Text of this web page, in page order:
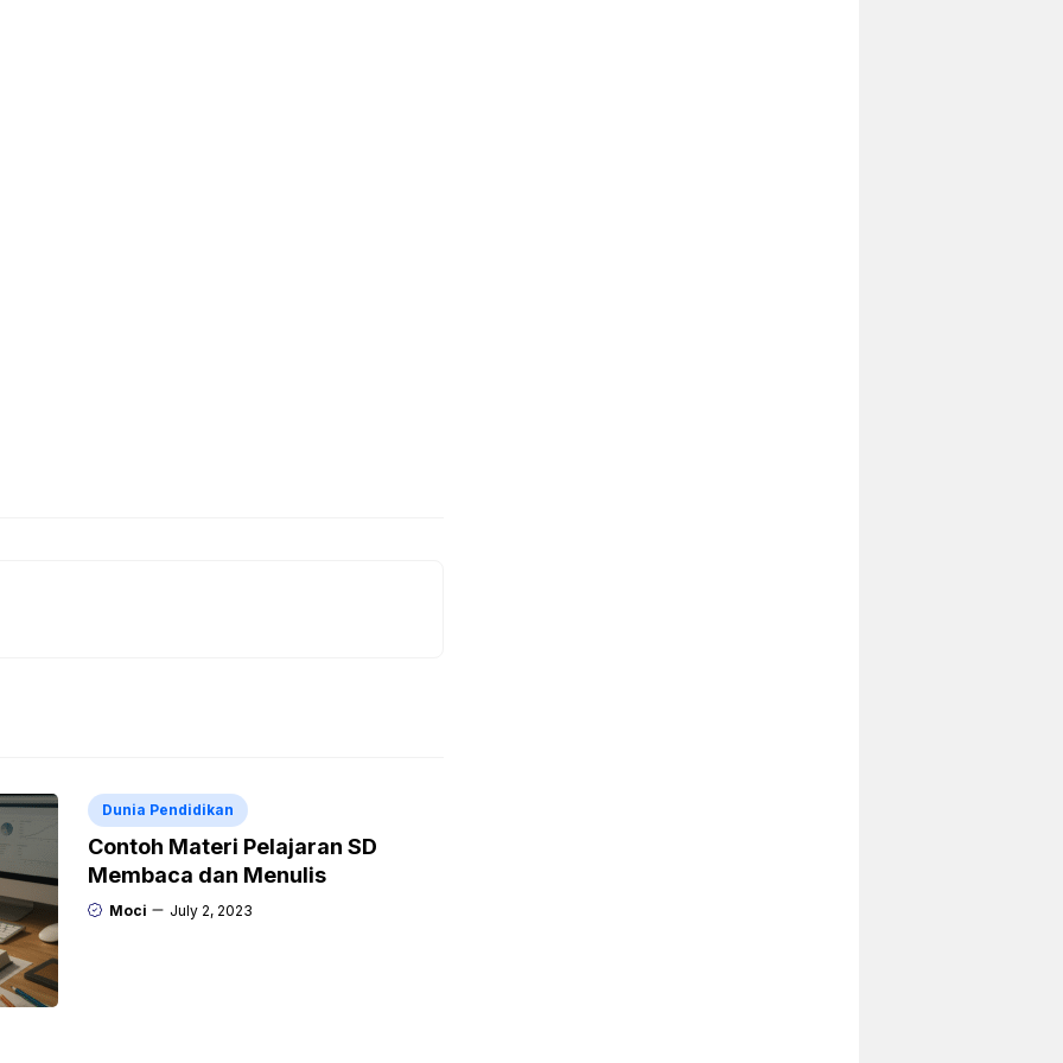
Dunia Pendidikan
Contoh Materi Pelajaran SD
Membaca dan Menulis
Moci July 2, 2023